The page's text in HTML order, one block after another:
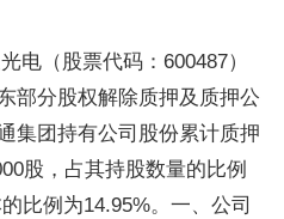
（股票代码：600487）
部分股权解除质押及质押公
集团持有公司股份累计质押
股，占其持股数量的比例
比例为14.95%。一、公司